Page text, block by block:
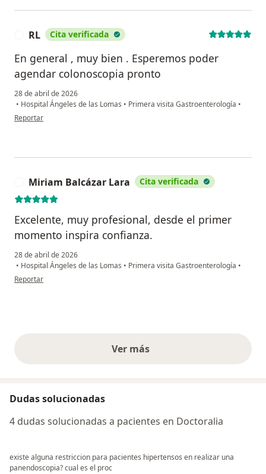
RL Cita verificada
En general , muy bien . Esperemos poder
agendar colonoscopia pronto
28 de abril de 2026
• Hospital Ángeles de las Lomas • Primera visita Gastroenterología •
en opinión del usuario RL
Reportar
Miriam Balcázar Lara Cita verificada
Excelente, muy profesional, desde el primer
momento inspira confianza.
28 de abril de 2026
• Hospital Ángeles de las Lomas • Primera visita Gastroenterología •
en opinión del usuario Miriam Balcázar Lara
Reportar
Ver másopiniones anteriores
Dudas solucionadas
4 dudas solucionadas a pacientes en Doctoralia
existe alguna restriccion para pacientes hipertensos en realizar una
panendoscopia? cual es el proc